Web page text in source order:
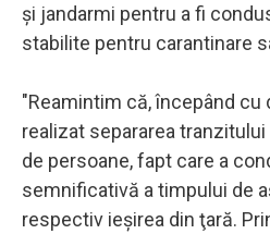
şi jandarmi pentru a fi
stabilite pentru carantinare
"Reamintim că, începând cu
realizat separarea
de persoane, fapt care a
semnificativă a timpului de
respectiv ieşirea din ţară.